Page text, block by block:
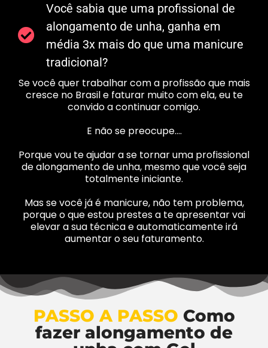
Você sabia que uma profissional de
alongamento de unha, ganha em
média 3x mais do que uma manicure
tradicional?
Se você quer trabalhar com a profissão que mais
cresce no Brasil e faturar muito com ela, eu te
convido a continuar comigo.
E não se preocupe….
Porque vou te ajudar a se tornar uma profissional
de alongamento de unha, mesmo que você seja
totalmente iniciante.
Mas se você já é manicure, não tem problema,
porque o que estou prestes a te apresentar vai
elevar a sua técnica e automaticamente irá
aumentar o seu faturamento.
PASSO A PASSO Como
fazer alongamento de